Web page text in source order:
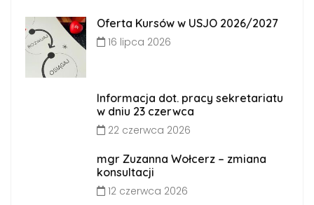
Oferta Kursów w USJO 2026/2027
16 lipca 2026
Informacja dot. pracy sekretariatu
w dniu 23 czerwca
22 czerwca 2026
mgr Zuzanna Wołcerz – zmiana
konsultacji
12 czerwca 2026